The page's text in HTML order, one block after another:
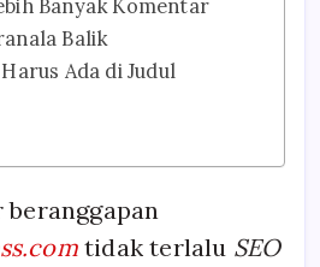
Banyak Komentar
Balik
Ada di Judul
tidak terlalu SEO